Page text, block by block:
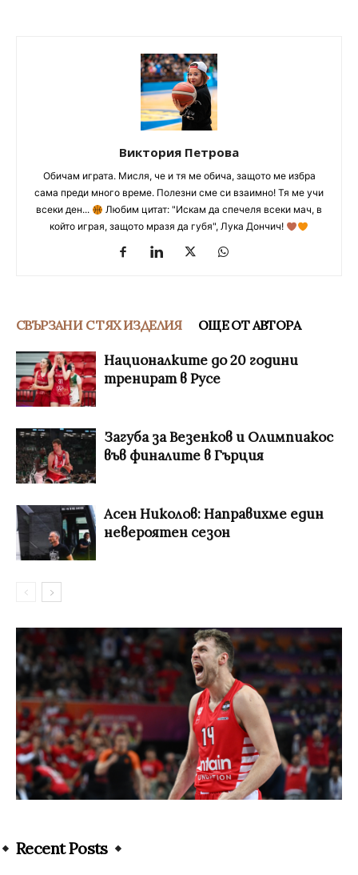
Виктория Петрова
Обичам играта. Мисля, че и тя ме обича, защото ме избра
сама преди много време. Полезни сме си взаимно! Тя ме учи
всеки ден...
Любим цитат: "Искам да спечеля всеки мач, в
който играя, защото мразя да губя", Лука Дончич!
СВЪРЗАНИ С ТЯХ ИЗДЕЛИЯ ОЩЕ ОТ АВТОРА
Националките до 20 години
тренират в Русе
Загуба за Везенков и Олимпиакос
във финалите в Гърция
Асен Николов: Направихме един
невероятен сезон
Recent Posts